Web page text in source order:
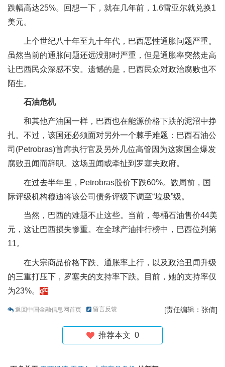
跌幅高达25%。回想一下，就在几年前，1.6雷亚尔就兑换1
美元。
上个世纪八十年至九十年代，巴西恶性通胀问题严重。
虽然当前的通胀问题还远没那时严重，但是通胀率突然走高
让巴西民众深感不安。遗憾的是，巴西民众对政治腐败也不
陌生。
石油危机
和其他产油国一样，巴西也在能源价格下跌的泥沼中挣
扎。不过，该国还必须面对另外一个棘手难题：巴西石油公
司(Petrobras)首席执行官及另外几位高管因为这家国企爆发
腐败丑闻而辞职。这场丑闻或牵扯到罗塞夫政府。
在过去半年里，Petrobras股价下跌60%。数周前，国
际评级机构穆迪将该公司债务评级下调至“垃圾”级。
当然，巴西的难题不止这些。当前，每桶石油售价44美
元，这让巴西损失惨重。在全球产油排行榜中，巴西位列第
11。
在大宗商品价格下跌、通胀率上行，以及政治丑闻升级
的三重打压下，罗塞夫的支持率下跌。目前，她的支持率仅
为23%。
返回中国金融信息网首页 留言反馈 [责任编辑：张倩]
推荐本文 0